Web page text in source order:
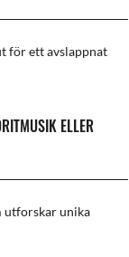
för ett avslappnat
ELLER
utforskar unika